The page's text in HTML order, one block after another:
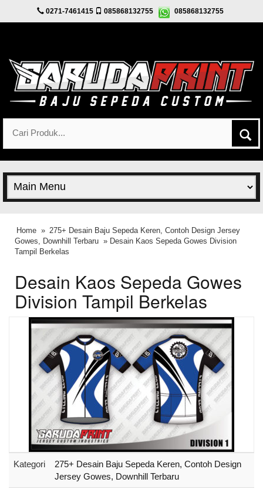
0271-7461415 085868132755 085868132755
Home » 275+ Desain Baju Sepeda Keren, Contoh Design Jersey
Gowes, Downhill Terbaru » Desain Kaos Sepeda Gowes Division
Tampil Berkelas
Desain Kaos Sepeda Gowes
Division Tampil Berkelas
Kategori
275+ Desain Baju Sepeda Keren, Contoh Design
Jersey Gowes, Downhill Terbaru